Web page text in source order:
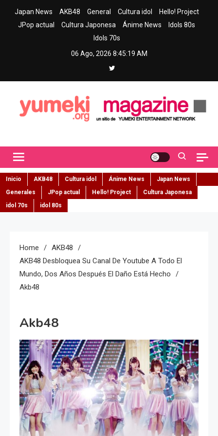
Japan News AKB48 General Cultura idol
Hello! Project
JPop actual
Cultura Japonesa Ánime News
Idols 80s
Idols 70s
06 Ago, 2026 8:45:20 AM
Inicio AKB48 Cultura idol Ánime News
Japan News
Generales
JPop actual Hello! Project
Cultura Japonesa
idol 70s
idol 80s
Home
AKB48
AKB48 Desbloquea Su Canal De Youtube A Todo El
Mundo, Dos Años Después El Daño Está Hecho
Akb48
Akb48